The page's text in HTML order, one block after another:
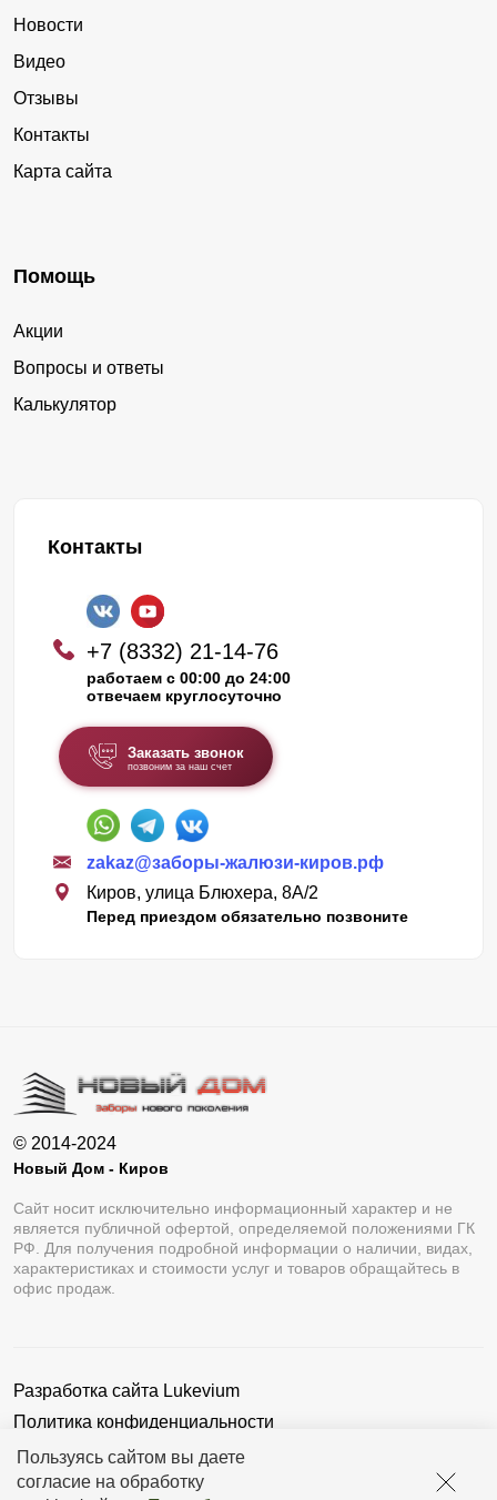
Пользуясь сайтом вы даете
согласие на обработку
Новости
Видео
Отзывы
Контакты
Карта сайта
Помощь
Акции
Вопросы и ответы
Калькулятор
Контакты
+7 (8332) 21-14-76
работаем с 00:00 до 24:00
отвечаем круглосуточно
Заказать звонок
позвоним за наш счет
zakaz@заборы-жалюзи-киров.рф
Киров, улица Блюхера, 8А/2
Перед приездом обязательно позвоните
© 2014-2024
Новый Дом - Киров
Сайт носит исключительно информационный характер и не
является публичной офертой, определяемой положениями ГК
РФ. Для получения подробной информации о наличии, видах,
характеристиках и стоимости услуг и товаров обращайтесь в
офис продаж.
Разработка сайта Lukevium
Политика конфиденциальности
Пользовательское соглашение